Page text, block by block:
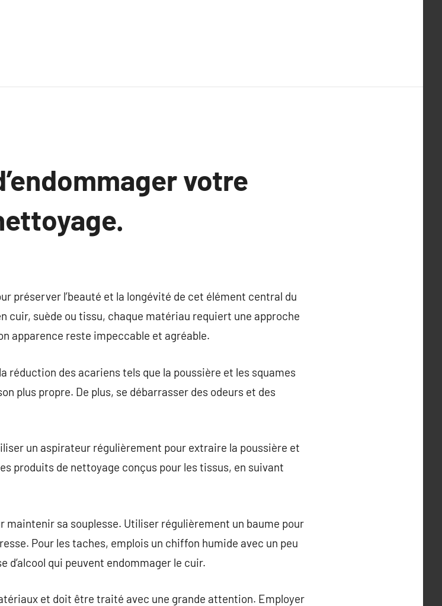
votre
préserver l’beauté et la longévité de cet élément central du
cuir, suède ou tissu, chaque matériau requiert une approche
apparence reste impeccable et agréable.
réduction des acariens tels que la poussière et les squames
plus propre. De plus, se débarrasser des odeurs et des
un aspirateur régulièrement pour extraire la poussière et
produits de nettoyage conçus pour les tissus, en suivant
sa souplesse. Utiliser régulièrement un baume pour
Pour les taches, emplois un chiffon humide avec un peu
d’alcool qui peuvent endommager le cuir.
et doit être traité avec une grande attention. Employer